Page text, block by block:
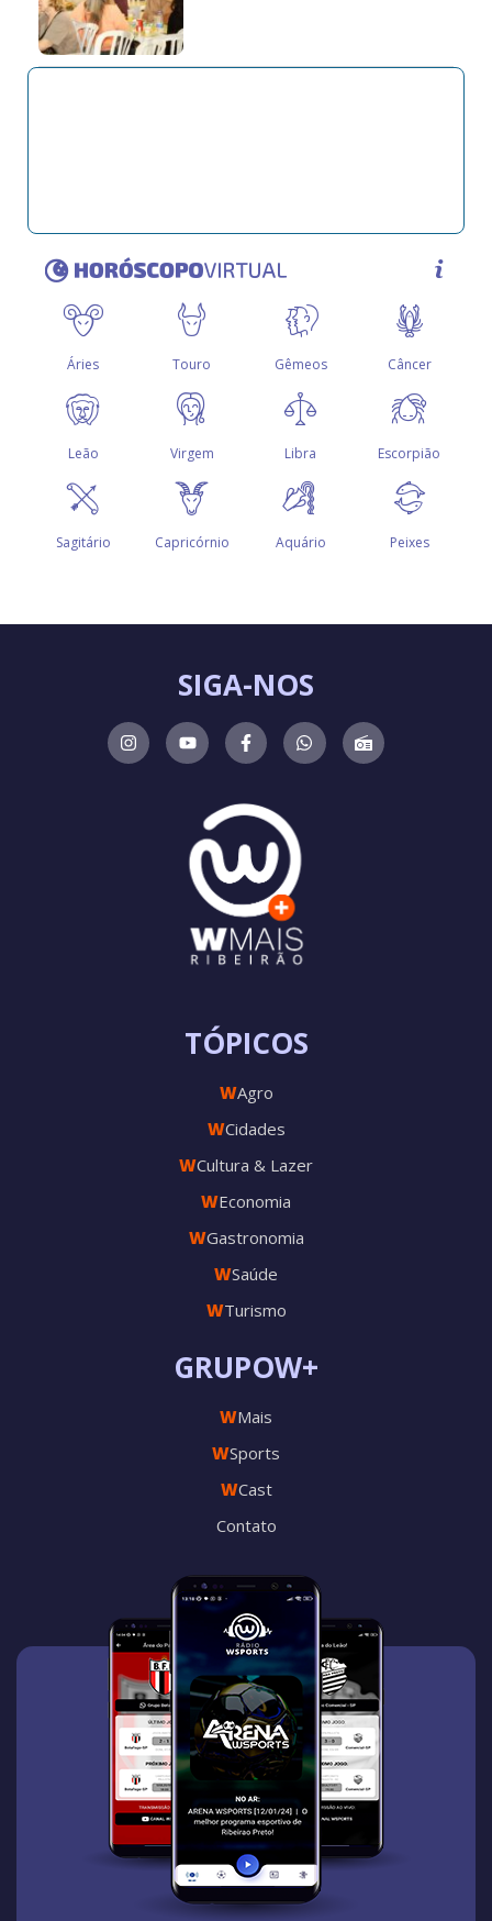
GRUPOW+
WMais
WSports
WCast
Contato
TÓPICOS
WAgro
WCidades
WCultura & Lazer
WEconomia
WGastronomia
WSaúde
WTurismo
SIGA-NOS